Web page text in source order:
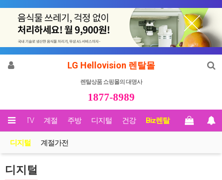
LG Hellovision 렌탈몰
렌탈상품 쇼핑몰의 대명사
1877-8989
영상/TV 계절 주방 디지털 건강 Biz렌탈
디지털 계절가전
디지털